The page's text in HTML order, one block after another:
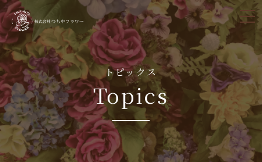
トピックス
Topics